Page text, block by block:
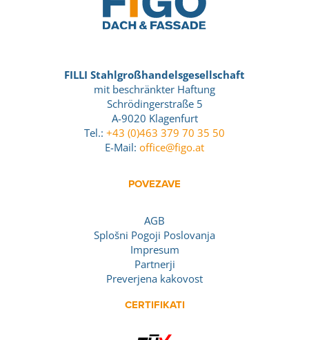
FILLI Stahlgroßhandelsgesellschaft
mit beschränkter Haftung
Schrödingerstraße 5
A-9020 Klagenfurt
Tel.: +43 (0)463 379 70 35 50
E-Mail: office@figo.at
POVEZAVE
AGB
Splošni Pogoji Poslovanja
Impresum
Partnerji
Preverjena kakovost
CERTIFIKATI